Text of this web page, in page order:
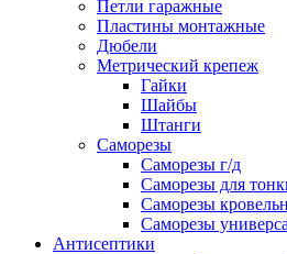
Петли гаражные
Пластины монтажные
Дюбели
Метрический крепеж
Гайки
Шайбы
Штанги
Саморезы
Саморезы г/д
Саморезы для
Саморезы
Саморезы
Антисептики